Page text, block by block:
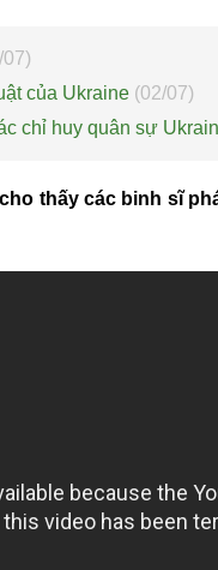
07)
của Ukraine (02/07)
chỉ huy quân sự
thấy các binh sĩ